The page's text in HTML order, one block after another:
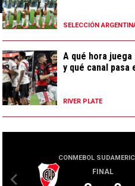
SELECCIÓN
A qué hora juega
y qué canal pasa
RIVER PLATE
CONMEBOL
FINAL